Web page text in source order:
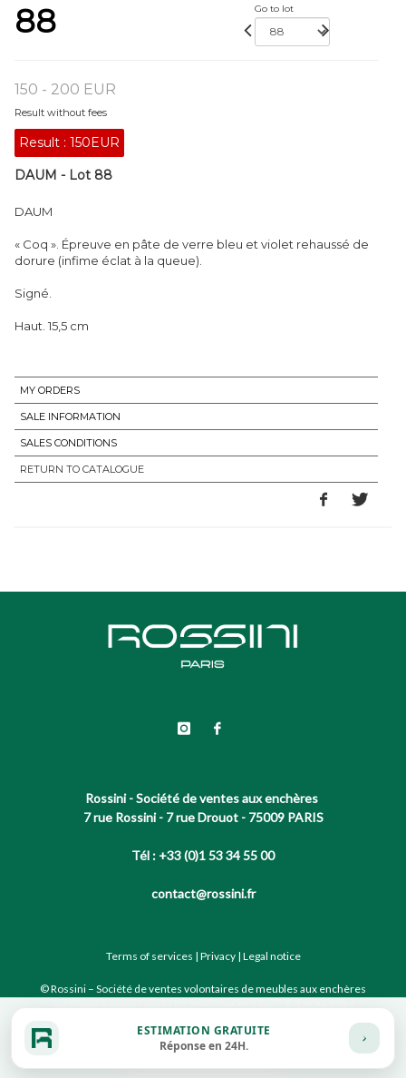
88 Go to lot
150 - 200 EUR
Result without fees
Result : 150EUR
DAUM - Lot 88
DAUM
« Coq ». Épreuve en pâte de verre bleu et violet rehaussé de
dorure (infime éclat à la queue).
Signé.
Haut. 15,5 cm
MY ORDERS
SALE INFORMATION
SALES CONDITIONS
RETURN TO CATALOGUE
Rossini - Société de ventes aux enchères
7 rue Rossini - 7 rue Drouot - 75009 PARIS
Tél : +33 (0)1 53 34 55 00
contact@rossini.fr
Terms of services | Privacy| Legal notice
© Rossini – Société de ventes volontaires de meubles aux enchères
Site conçu par notre partenaire
ESTIMATION GRATUITE
Réponse en 24H.